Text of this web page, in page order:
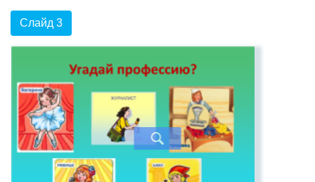
Слайд 3